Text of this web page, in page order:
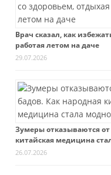
Врач сказал, как
работая летом на даче
29.07.2026
Зумеры отказываются от
китайская медицина
26.07.2026